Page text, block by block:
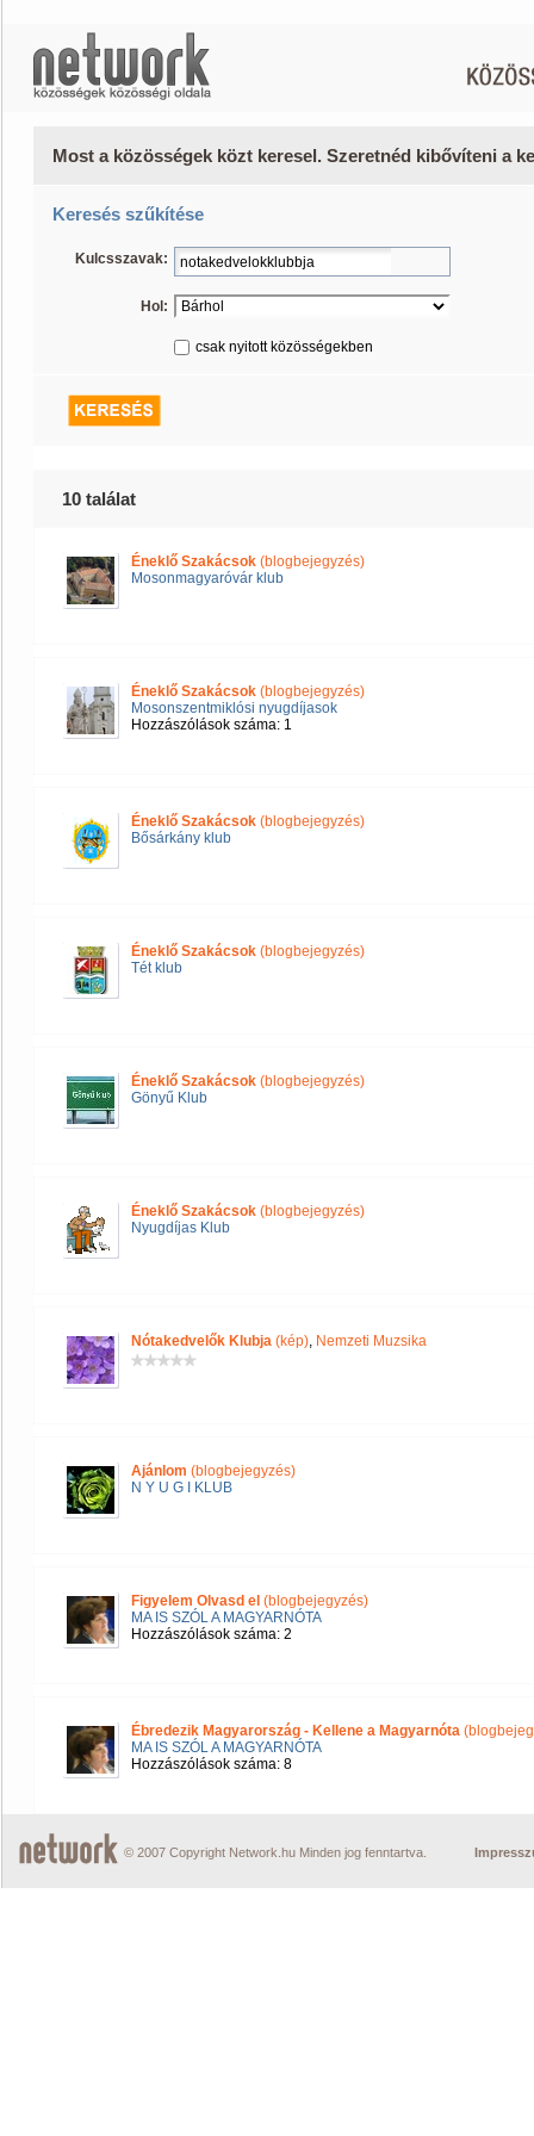
Most a közösségek közt keresel. Szeretnéd kibővíteni a
Keresés szűkítése
Kulcsszavak:
Hol:
csak nyitott közösségekben
10 találat
Éneklő Szakácsok (blogbejegyzés)
Mosonmagyaróvár klub
Éneklő Szakácsok (blogbejegyzés)
Mosonszentmiklósi nyugdíjasok
Hozzászólások száma: 1
Éneklő Szakácsok (blogbejegyzés)
Bősárkány klub
Éneklő Szakácsok (blogbejegyzés)
Tét klub
Éneklő Szakácsok (blogbejegyzés)
Gönyű Klub
Éneklő Szakácsok (blogbejegyzés)
Nyugdíjas Klub
Nótakedvelők Klubja (kép), Nemzeti Muzsika
Ajánlom (blogbejegyzés)
N Y U G I KLUB
Figyelem Olvasd el (blogbejegyzés)
MA IS SZÓL A MAGYARNÓTA
Hozzászólások száma: 2
Ébredezik Magyarország - Kellene a Magyarnóta
MA IS SZÓL A MAGYARNÓTA
Hozzászólások száma: 8
© 2007 Copyright Network.hu Minden jog fenntartva.